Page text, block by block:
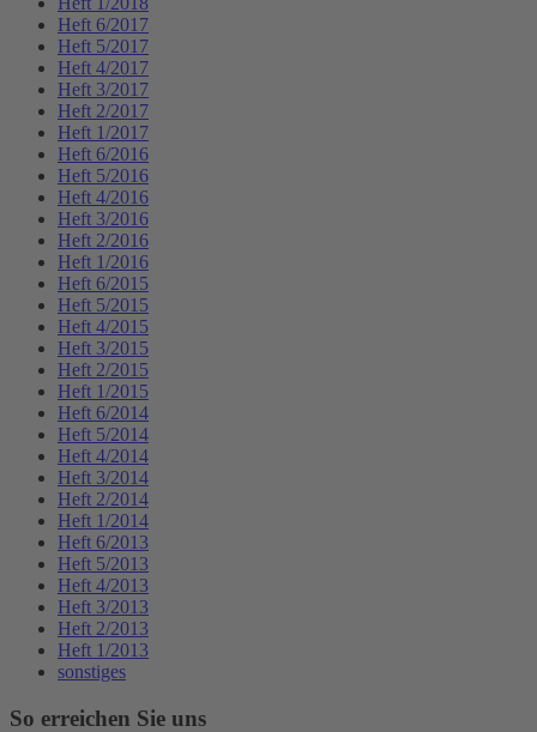
Heft 6/2017
Heft 5/2017
Heft 4/2017
Heft 3/2017
Heft 2/2017
Heft 1/2017
Heft 6/2016
Heft 5/2016
Heft 4/2016
Heft 3/2016
Heft 2/2016
Heft 1/2016
Heft 6/2015
Heft 5/2015
Heft 4/2015
Heft 3/2015
Heft 2/2015
Heft 1/2015
Heft 6/2014
Heft 5/2014
Heft 4/2014
Heft 3/2014
Heft 2/2014
Heft 1/2014
Heft 6/2013
Heft 5/2013
Heft 4/2013
Heft 3/2013
Heft 2/2013
Heft 1/2013
sonstiges
So erreichen Sie uns